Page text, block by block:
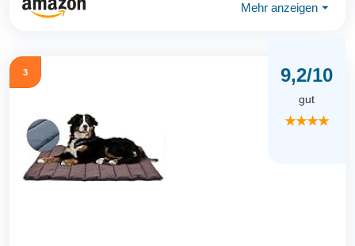
Mehr anzeigen ⏷
3 9,2/10
gut
★★★★